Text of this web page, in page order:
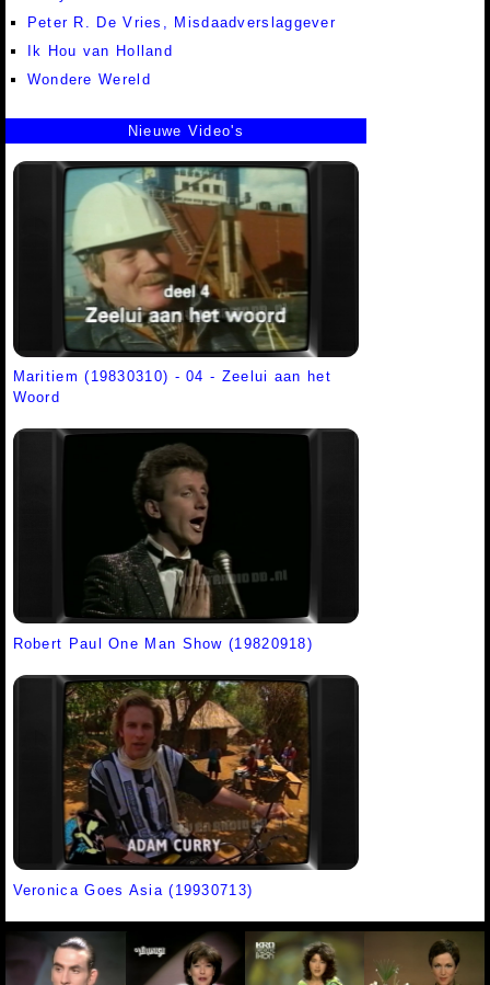
Peter R. De Vries, Misdaadverslaggever
Ik Hou van Holland
Wondere Wereld
Nieuwe Video's
Maritiem (19830310) - 04 - Zeelui aan het
Woord
Robert Paul One Man Show (19820918)
Veronica Goes Asia (19930713)